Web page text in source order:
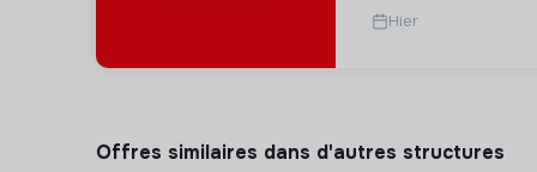
Hier
Offres similaires dans d'autres structures